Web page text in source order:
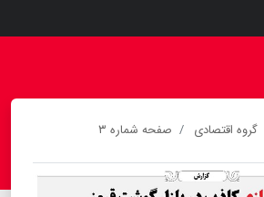
گروه اقتصادی صفحه شماره ۳